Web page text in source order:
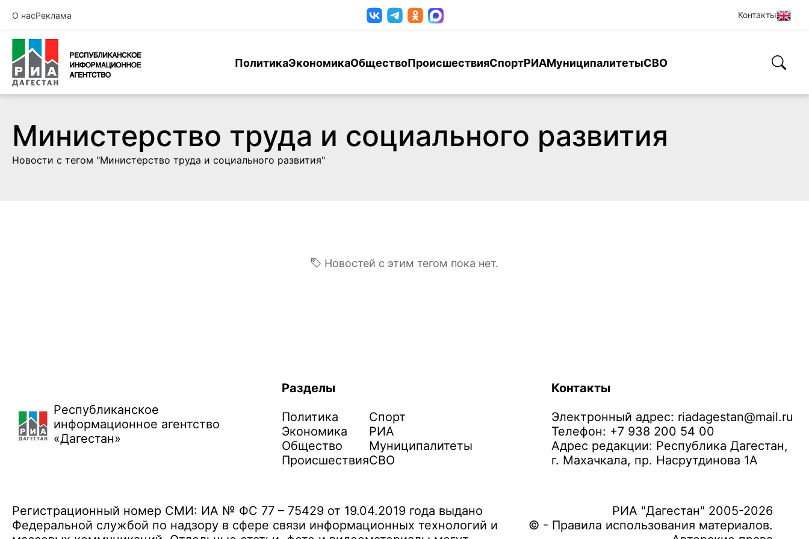
О насРеклама Контакты
ПолитикаЭкономикаОбществоПроисшествияСпортРИАМуниципалитетыСВО
Министерство труда и социального развития
Новости с тегом "Министерство труда и социального развития"
Новостей с этим тегом пока нет.
Республиканское
информационное агентство
«Дагестан»
Разделы
Политика
Экономика
Общество
Происшествия
Спорт
РИА
Муниципалитеты
СВО
Контакты
Электронный адрес: riadagestan@mail.ru
Телефон: +7 938 200 54 00
Адрес редакции: Республика Дагестан,
г. Махачкала, пр. Насрутдинова 1А
Регистрационный номер СМИ: ИА № ФС 77 – 75429 от 19.04.2019 года выдано
Федеральной службой по надзору в сфере связи информационных технологий и
РИА "Дагестан" 2005-2026
© - Правила использования материалов.